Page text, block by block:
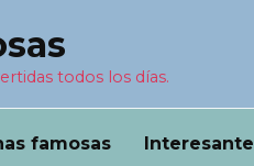
todos los días.
famosas Interesante